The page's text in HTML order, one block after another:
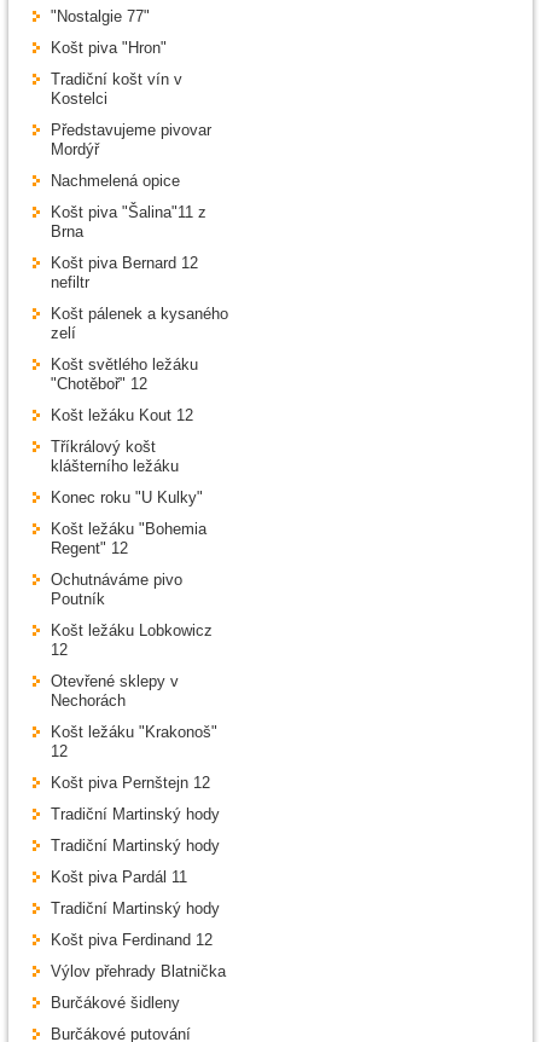
"Nostalgie 77"
Košt piva "Hron"
Tradiční košt vín v
Kostelci
Představujeme pivovar
Mordýř
Nachmelená opice
Košt piva "Šalina"11 z
Brna
Košt piva Bernard 12
nefiltr
Košt pálenek a kysaného
zelí
Košt světlého ležáku
"Chotěboř" 12
Košt ležáku Kout 12
Tříkrálový košt
klášterního ležáku
Konec roku "U Kulky"
Košt ležáku "Bohemia
Regent" 12
Ochutnáváme pivo
Poutník
Košt ležáku Lobkowicz
12
Otevřené sklepy v
Nechorách
Košt ležáku "Krakonoš"
12
Košt piva Pernštejn 12
Tradiční Martinský hody
Tradiční Martinský hody
Košt piva Pardál 11
Tradiční Martinský hody
Košt piva Ferdinand 12
Výlov přehrady Blatnička
Burčákové šidleny
Burčákové putování